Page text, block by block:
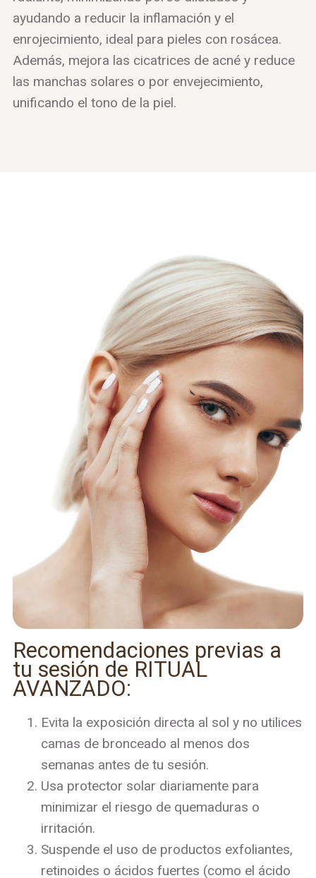
ayudando a reducir la inflamación y el
enrojecimiento, ideal para pieles con rosácea.
Además, mejora las cicatrices de acné y reduce
las manchas solares o por envejecimiento,
unificando el tono de la piel.
Recomendaciones previas a
tu sesión de RITUAL
AVANZADO:
Evita la exposición directa al sol y no utilices
camas de bronceado al menos dos
semanas antes de tu sesión.
Usa protector solar diariamente para
minimizar el riesgo de quemaduras o
irritación.
Suspende el uso de productos exfoliantes,
retinoides o ácidos fuertes (como el ácido